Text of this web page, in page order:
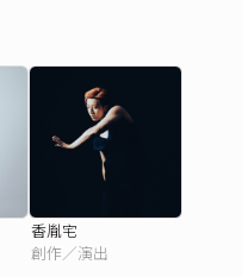
香胤宅
創作／演出